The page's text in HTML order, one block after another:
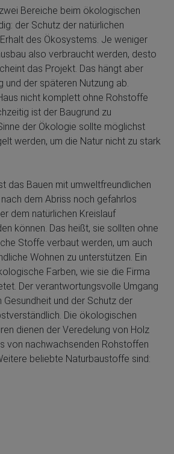
Bereiche beim ökologischen
der Schutz der natürlichen
des Ökosystems. Je weniger
also verbraucht werden, desto
das Projekt. Das hängt aber
und der späteren Nutzung ab.
nicht komplett ohne Rohstoffe
ist der Baugrund zu
der Ökologie sollte möglichst
werden, um die Natur nicht zu stark
das Bauen mit umweltfreundlichen
dem Abriss noch gefahrlos
dem natürlichen Kreislauf
können. Das heißt, sie sollten ohne
Stoffe verbaut werden, um auch
Wohnen zu unterstützen. Ein
Farben, wie sie die Firma
Der verantwortungsvolle Umgang
Gesundheit und der Schutz der
Die ökologischen
dienen der Veredelung von Holz
von nachwachsenden Rohstoffen
beliebte Naturbaustoffe sind: